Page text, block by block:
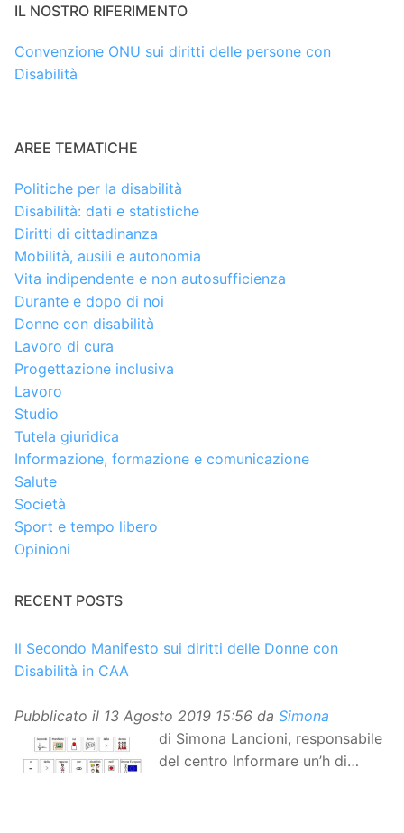
IL NOSTRO RIFERIMENTO
Convenzione ONU sui diritti delle persone con
Disabilità
AREE TEMATICHE
Politiche per la disabilità
Disabilità: dati e statistiche
Diritti di cittadinanza
Mobilità, ausili e autonomia
Vita indipendente e non autosufficienza
Durante e dopo di noi
Donne con disabilità
Lavoro di cura
Progettazione inclusiva
Lavoro
Studio
Tutela giuridica
Informazione, formazione e comunicazione
Salute
Società
Sport e tempo libero
Opinioni
RECENT POSTS
Il Secondo Manifesto sui diritti delle Donne con
Disabilità in CAA
Pubblicato il 13 Agosto 2019 15:56 da Simona
di Simona Lancioni, responsabile
del centro Informare un’h di